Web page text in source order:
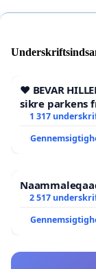
❤️ BEVAR
sikre parkens
1 317
2 517